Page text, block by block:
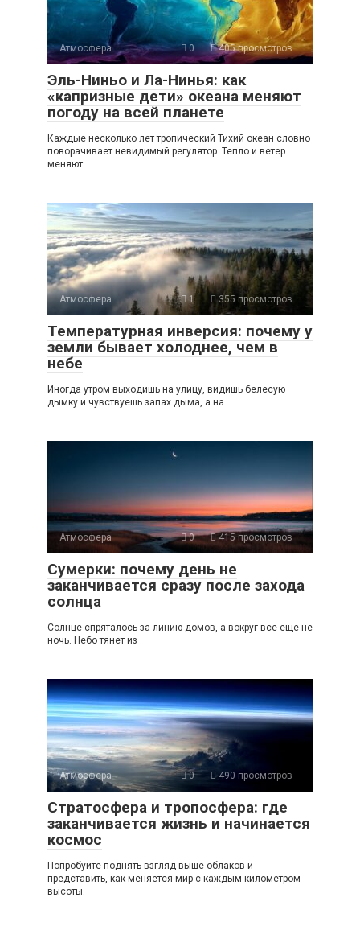
Атмосфера 0 405 просмотров
Эль-Ниньо и Ла-Нинья: как
«капризные дети» океана меняют
погоду на всей планете
Каждые несколько лет тропический Тихий океан словно
поворачивает невидимый регулятор. Тепло и ветер
меняют
Атмосфера 1 355 просмотров
Температурная инверсия: почему у
земли бывает холоднее, чем в
небе
Иногда утром выходишь на улицу, видишь белесую
дымку и чувствуешь запах дыма, а на
Атмосфера 0 415 просмотров
Сумерки: почему день не
заканчивается сразу после захода
солнца
Солнце спряталось за линию домов, а вокруг все еще не
ночь. Небо тянет из
Атмосфера 0 490 просмотров
Стратосфера и тропосфера: где
заканчивается жизнь и начинается
космос
Попробуйте поднять взгляд выше облаков и
представить, как меняется мир с каждым километром
высоты.